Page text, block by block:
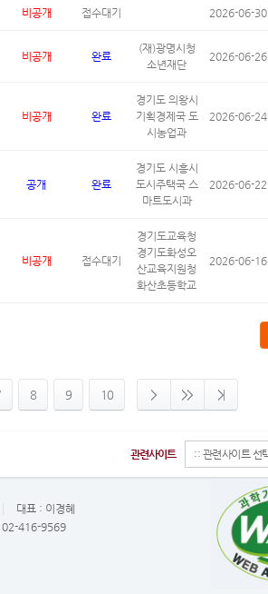
비공개 접수대기 2026-06-30
비공개 완료
(재)광명시청
소년재단
2026-06-26
비공개 완료
경기도 의왕시
기획경제국 도
시농업과
2026-06-24
공개 완료
경기도 시흥시
도시주택국 스
마트도시과
2026-06-22
비공개 접수대기
경기도교육청
경기도화성오
산교육지원청
화산초등학교
2026-06-16
8 9 10
관련사이트
대표 : 이경혜
02-416-9569